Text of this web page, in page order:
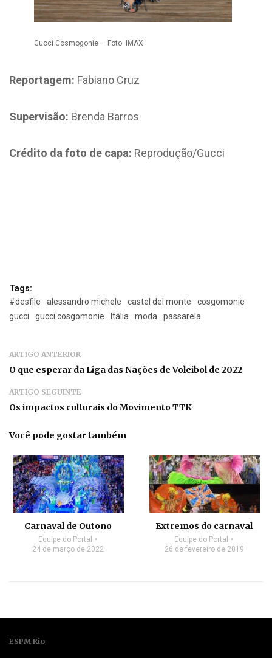
Gucci Cosmogonie — Foto: IMAX
Reportagem: Fabiano Cruz
Supervisão: Brenda Barros
Crédito da foto de capa: Reprodução/Gucci
Tags:
#desfile
alessandro michele castel del monte
cosgomonie
gucci
gucci cosgomonie Itália moda passarela
ARTIGO ANTERIOR
O que esperar da Liga das Nações de Voleibol de 2022
ARTIGO SEGUINTE
Os impactos culturais do Movimento TTK
Você pode gostar também
Carnaval de Outono
Equipe do Portal
24 de março de 2022
Extremos do carnaval
Equipe do Portal
26 de fevereiro de 2019
ESPM Rio